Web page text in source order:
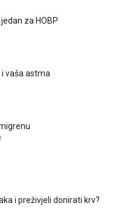
za HOBP
vaša astma
i preživjeli donirati krv?